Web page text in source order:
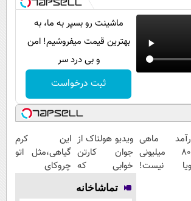
ماشینت رو بسپر به ما، به
بهترین قیمت میفروشیم! امن
و بی درد سر
ثبت درخواست
ماهی
800 میلیونی
نیست!
ویدیو هولناک از
جوان کارتن
خوابی که
میلیاردر شد.
آموزش رایگان
این کرم
گیاهی،مثل اتو
چروکای
تماشاخانه